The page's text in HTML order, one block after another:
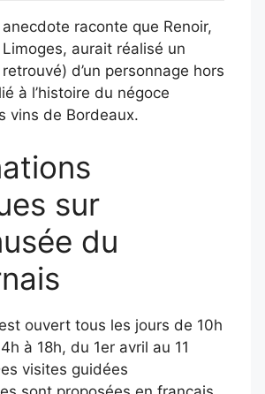
raconte que Renoir,
aurait réalisé un
d’un personnage hors
à l’histoire du négoce
vins de Bordeaux.
sur
du
est ouvert tous les jours de 10h
à 18h, du 1er avril au 11
visites guidées